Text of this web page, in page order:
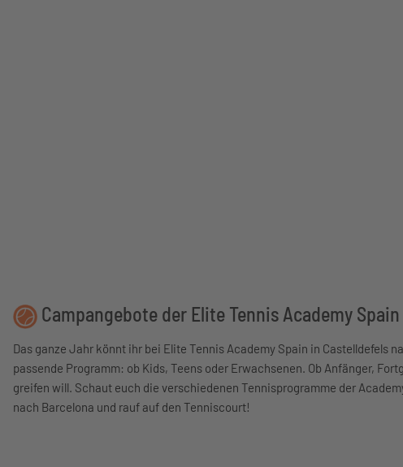
Campangebote der Elite Tennis Academy Spain
Das ganze Jahr könnt ihr bei Elite Tennis Academy Spain in Castelldefels
passende Programm: ob Kids, Teens oder Erwachsenen. Ob Anfänger,
greifen will. Schaut euch die verschiedenen Tennisprogramme der
nach Barcelona und rauf auf den Tenniscourt!